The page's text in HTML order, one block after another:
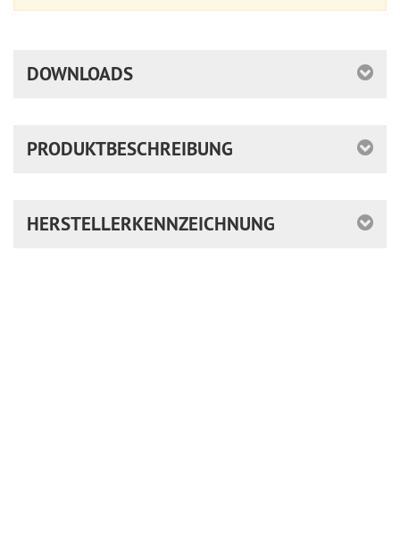
DOWNLOADS
PRODUKTBESCHREIBUNG
HERSTELLERKENNZEICHNUNG